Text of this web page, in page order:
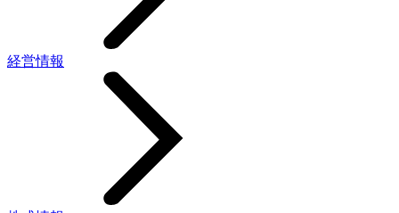
経営情報